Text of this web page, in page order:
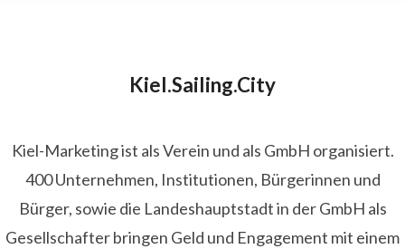
Kiel.Sailing.City
Kiel-Marketing ist als Verein und als GmbH organisiert.
400 Unternehmen, Institutionen, Bürgerinnen und
Bürger, sowie die Landeshauptstadt in der GmbH als
Gesellschafter bringen Geld und Engagement mit einem